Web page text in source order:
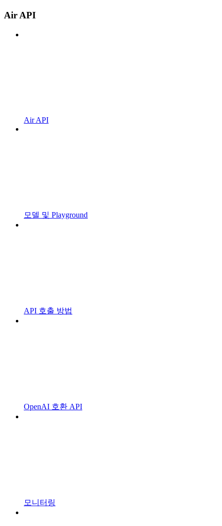
Air API
Air API
모델 및 Playground
API 호출 방법
OpenAI 호환 API
모니터링